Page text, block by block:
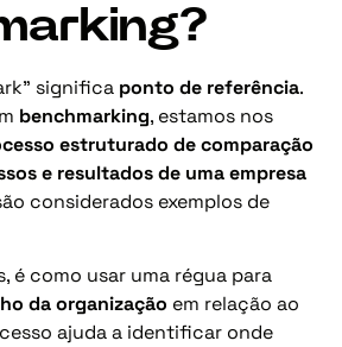
significa ponto de referência.
benchmarking, estamos nos
estruturado de comparação
e resultados de uma empresa
considerados exemplos de
é como usar uma régua para
da organização em relação ao
ajuda a identificar onde